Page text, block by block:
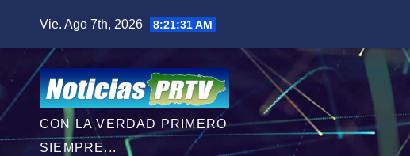
contenido
Vie. Ago 7th, 2026 8:21:33 AM
CON LA VERDAD PRIMERO
SIEMPRE...